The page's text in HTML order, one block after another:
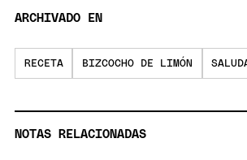
ARCHIVADO EN
RECETA BIZCOCHO DE LIMÓN
NOTAS RELACIONADAS